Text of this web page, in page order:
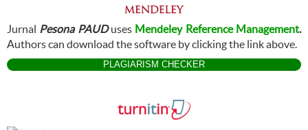
Jurnal Pesona PAUDuses Mendeley Reference Management.
Authors can download the software by clicking the link above.
PLAGIARISM CHECKER